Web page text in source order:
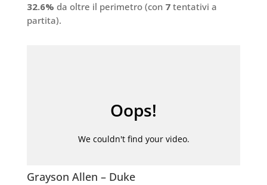
32.6% da oltre il perimetro (con 7tentativi a
partita).
Grayson Allen – Duke